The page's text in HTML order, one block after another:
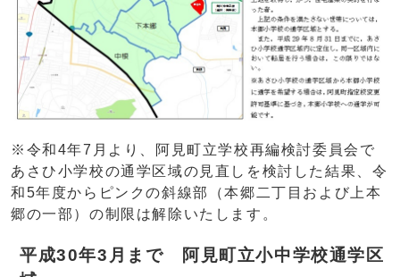
※令和4年7月より、阿見町立学校再編検討委員会で
あさひ小学校の通学区域の見直しを検討した結果、令
和5年度からピンクの斜線部（本郷二丁目および上本
郷の一部）の制限は解除いたします。
平成30年3月まで 阿見町立小中学校通学区